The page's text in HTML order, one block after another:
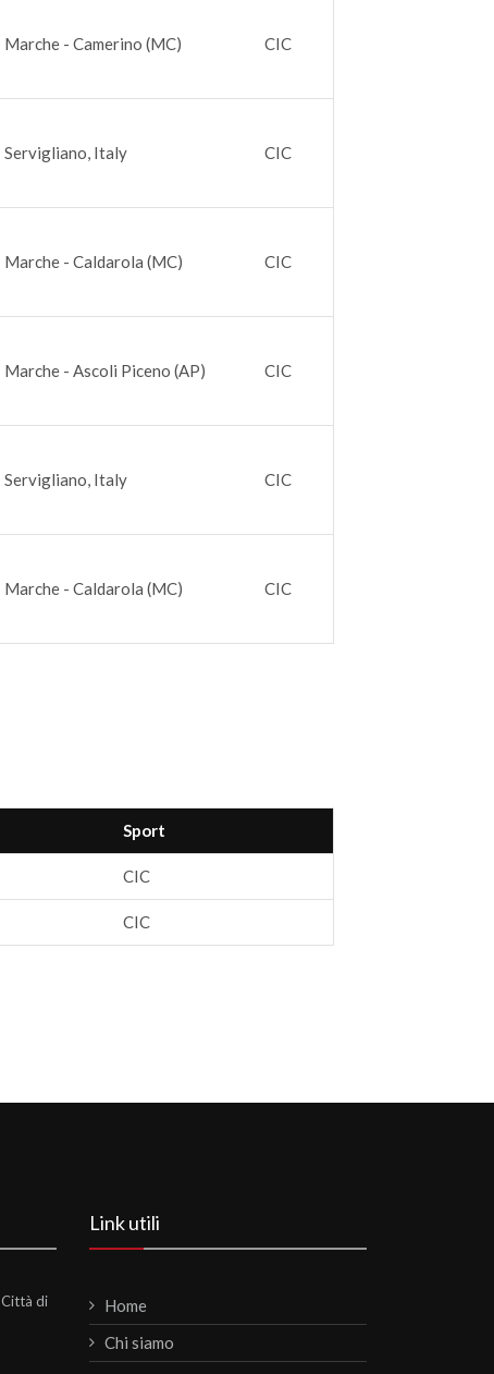
Marche - Camerino (MC) CIC
Servigliano, Italy CIC
Marche - Caldarola (MC) CIC
Marche - Ascoli Piceno (AP) CIC
Servigliano, Italy CIC
Marche - Caldarola (MC) CIC
Sport
CIC
CIC
di
Link utili
Home
Chi siamo